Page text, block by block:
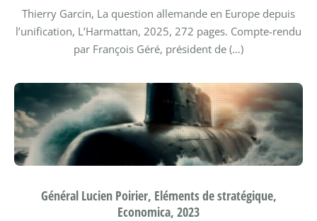
Thierry Garcin, La question allemande en Europe depuis
l’unification, L’Harmattan, 2025, 272 pages. Compte-rendu
par François Géré, président de (…)
Général Lucien Poirier, Eléments de stratégique,
Economica, 2023